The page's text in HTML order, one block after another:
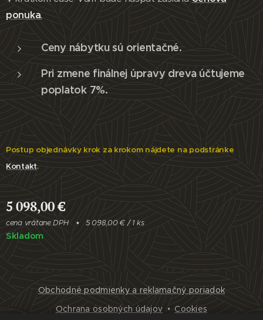
ponuka.
Ceny nábytku sú orientačné.
Pri zmene finálnej úpravy dreva účtujeme
poplatok 7%.
Postup objednávky krok za krokom nájdete na podstránke
Kontakt.
5 098,00€
cena vrátane DPH 5 098,00 € / 1 ks
Skladom
Obchodné podmienky a reklamačný poriadok
Ochrana osobných údajov
Cookies